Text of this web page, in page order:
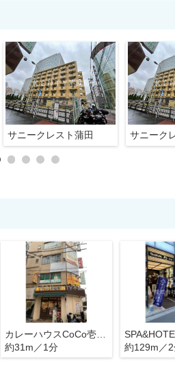
サニークレスト蒲田 サニーク
カレーハウスCoCo壱番屋 JR蒲田駅西口店
約31m／1分
約129m／